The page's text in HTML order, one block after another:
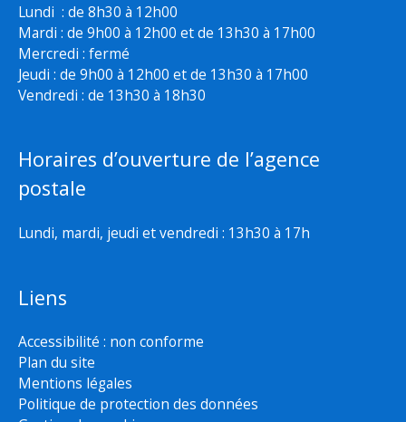
Lundi : de 8h30 à 12h00
Mardi : de 9h00 à 12h00 et de 13h30 à 17h00
Mercredi : fermé
Jeudi : de 9h00 à 12h00 et de 13h30 à 17h00
Vendredi : de 13h30 à 18h30
Horaires d’ouverture de l’agence
postale
Lundi, mardi, jeudi et vendredi : 13h30 à 17h
Liens
Accessibilité : non conforme
Plan du site
Mentions légales
Politique de protection des données